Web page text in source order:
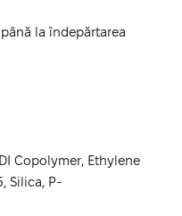
la îndepărtarea
Copolymer, Ethylene
Silica, P-